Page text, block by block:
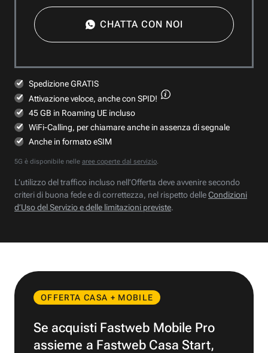
CHATTA CON NOI
Spedizione GRATIS
Attivazione veloce, anche con SPID!
45 GB in Roaming UE incluso
WiFi-Calling, per chiamare anche in assenza di segnale
Anche in formato eSIM
5G è disponibile nelle aree coperte dal servizio.
L’utilizzo del traffico incluso nell’Offerta deve avvenire secondo
criteri di buona fede e di correttezza, nel rispetto delleCondizioni
d’Uso del Servizio e delle limitazioni previste.
OFFERTA CASA + MOBILE
Se acquisti Fastweb Mobile Pro
assieme a Fastweb Casa Start,